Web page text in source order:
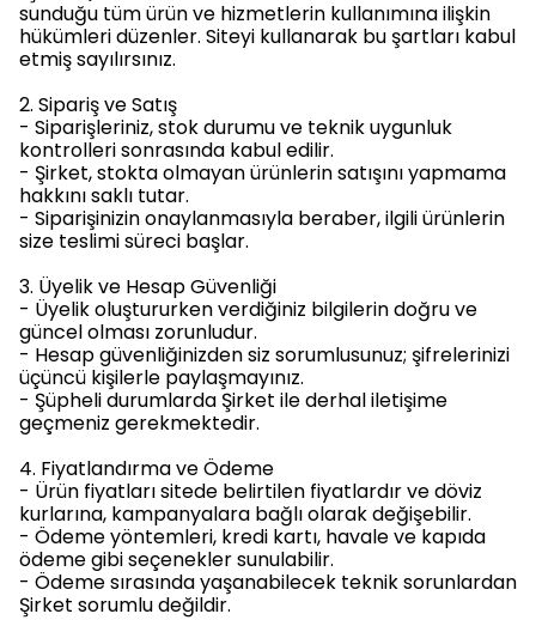
sunduğu tüm ürün ve hizmetlerin kullanımına ilişkin
hükümleri düzenler. Siteyi kullanarak bu şartları kabul
etmiş sayılırsınız.
2. Sipariş ve Satış
- Siparişleriniz, stok durumu ve teknik uygunluk
kontrolleri sonrasında kabul edilir.
- Şirket, stokta olmayan ürünlerin satışını yapmama
hakkını saklı tutar.
- Siparişinizin onaylanmasıyla beraber, ilgili ürünlerin
size teslimi süreci başlar.
3. Üyelik ve Hesap Güvenliği
- Üyelik oluştururken verdiğiniz bilgilerin doğru ve
güncel olması zorunludur.
- Hesap güvenliğinizden siz sorumlusunuz; şifrelerinizi
üçüncü kişilerle paylaşmayınız.
- Şüpheli durumlarda Şirket ile derhal iletişime
geçmeniz gerekmektedir.
4. Fiyatlandırma ve Ödeme
- Ürün fiyatları sitede belirtilen fiyatlardır ve döviz
kurlarına, kampanyalara bağlı olarak değişebilir.
- Ödeme yöntemleri, kredi kartı, havale ve kapıda
ödeme gibi seçenekler sunulabilir.
- Ödeme sırasında yaşanabilecek teknik sorunlardan
Şirket sorumlu değildir.